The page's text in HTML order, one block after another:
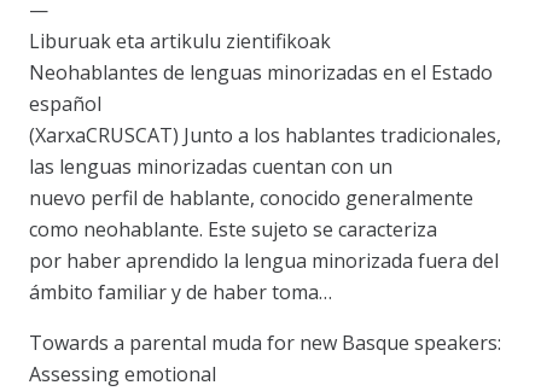
—
Liburuak eta artikulu zientifikoak
Neohablantes de lenguas minorizadas en el Estado
español
(XarxaCRUSCAT) Junto a los hablantes tradicionales,
las lenguas minorizadas cuentan con un
nuevo perfil de hablante, conocido generalmente
como neohablante. Este sujeto se caracteriza
por haber aprendido la lengua minorizada fuera del
ámbito familiar y de haber toma…
Towards a parental muda for new Basque speakers:
Assessing emotional